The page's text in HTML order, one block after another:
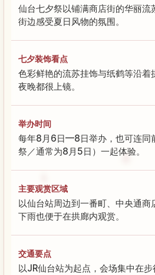
仙台七夕祭以铺满商店街的华丽流
街边感受夏日风物的氛围。
七夕装饰看点
色彩鲜艳的流苏挂饰与纸鹤等沿着
夜晚都很上镜。
举办时间
每年8月6日—8日举办，也可连同
祭／通常为8月5日）一起体验。
主要观赏区域
以仙台站周边到一番町、中央通商
下雨也便于在拱廊内观赏。
交通要点
以JR仙台站为起点，会场集中在